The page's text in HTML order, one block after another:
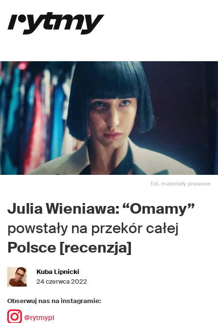
fot. materiały prasowe
Julia Wieniawa: “Omamy”
powstały na przekór całej
Polsce [recenzja]
Kuba Lipnicki
24 czerwca 2022
Obserwuj nas na instagramie:
@rytmypl